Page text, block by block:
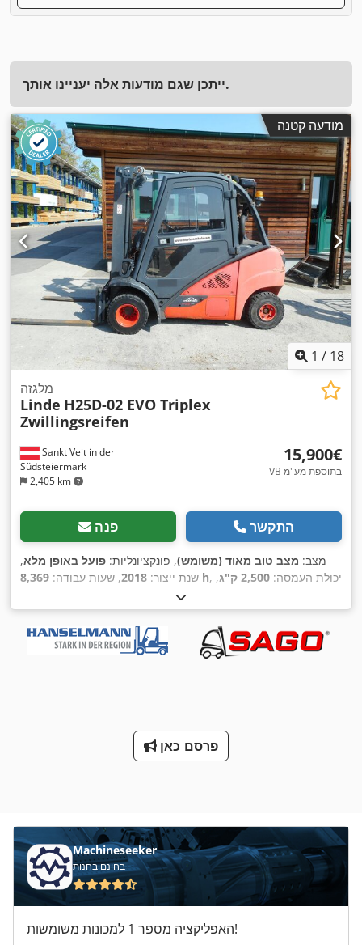
ייתכן שגם מודעות אלה יעניינו אותך.
מודעה קטנה
1 / 18
Sankt Veit in der
Südsteiermark
2,405 km
מלגזה
Linde H25D-02 EVO Triplex
Zwillingsreifen
‏15,900 ‏€
VB בתוספת מע"מ
פנה התקשר
מצב: מצב טוב מאוד (משומש), פונקציונליות: פועל באופן מלא,
שנת ייצור: 2018, שעות עבודה: 8,369 h , יכולת העמסה: 2,500 ק"ג
,
, סוג דלק:
בנייה:2,200 מ"מ , כוח:30 קילוואט (40.79 כ"ס) , ציוד:היסט צד,
מיזוג אוויר, תא נהג, תאורה,
פרסם כאן
Machineseeker
בחינם בחנות
האפליקציה מספר 1 למכונות משומשות!